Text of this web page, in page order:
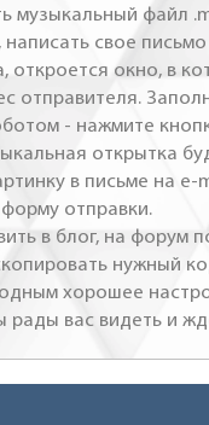
музыкальный файл
свое
откроется окно, в
отправителя.
- нажмите
открытка
в письме на
отправки.
в блог, на форум
нужный
хорошее
вас видеть и